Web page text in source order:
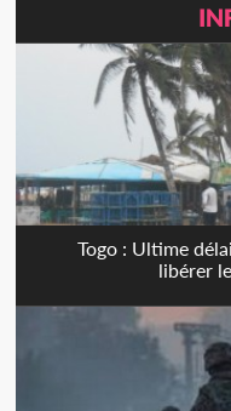
Togo : Ultime
libérer